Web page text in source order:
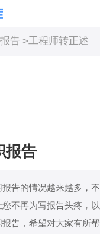
告 >工程师转正述
报告
告的情况越来越多，不
不再为写报告头疼，以
告，希望对大家有所帮